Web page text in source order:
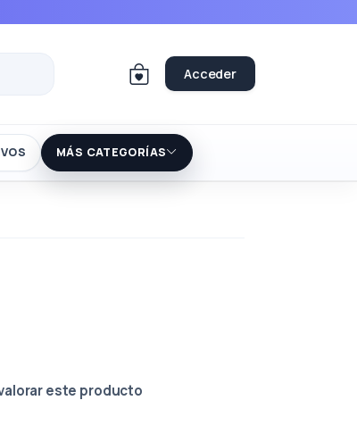
Acceder
MÁS CATEGORÍAS
este producto